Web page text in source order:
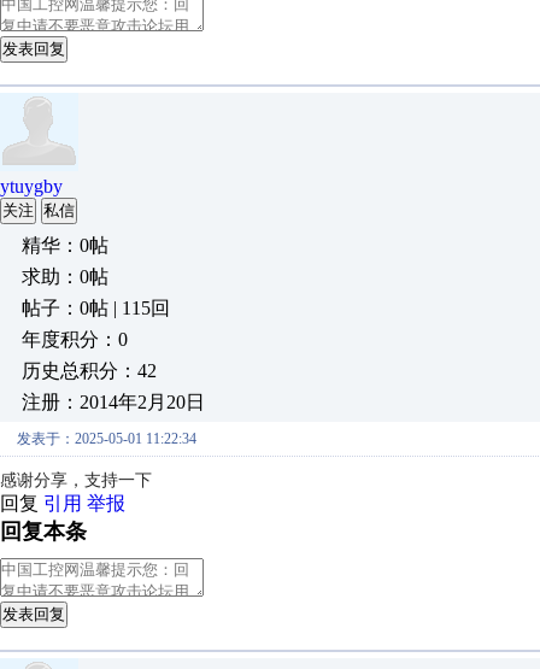
发表回复
ytuygby
关注 私信
精华：0帖
求助：0帖
帖子：0帖 | 115回
年度积分：0
历史总积分：42
注册：2014年2月20日
发表于：2025-05-01 11:22:34
感谢分享，支持一下
回复 引用 举报
回复本条
发表回复